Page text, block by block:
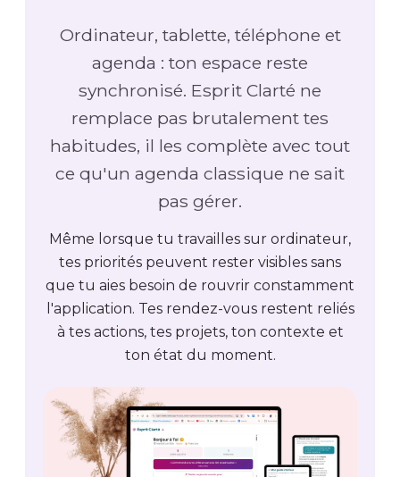
Ordinateur, tablette, téléphone et
agenda : ton espace reste
synchronisé. Esprit Clarté ne
remplace pas brutalement tes
habitudes, il les complète avec tout
ce qu'un agenda classique ne sait
pas gérer.
Même lorsque tu travailles sur ordinateur,
tes priorités peuvent rester visibles sans
que tu aies besoin de rouvrir constamment
l'application. Tes rendez-vous restent reliés
à tes actions, tes projets, ton contexte et
ton état du moment.